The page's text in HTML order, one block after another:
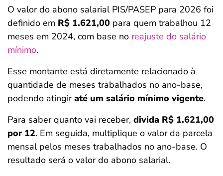
O valor do abono salarial PIS/PASEP para 2026 foi
definido em R$ 1.621,00 para quem trabalhou 12
meses em 2024, com base no reajuste do salário
mínimo.
Esse montante está diretamente relacionado à
quantidade de meses trabalhados no ano-base,
podendo atingiraté um salário mínimo vigente.
Para saber quanto vai receber, divida R$ 1.621,00
por 12. Em seguida, multiplique o valor da parcela
mensal pelos meses trabalhados no ano-base. O
resultado será o valor do abono salarial.